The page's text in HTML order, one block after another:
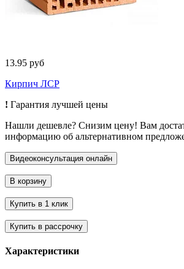
13.95 руб
Кирпич ЛСР
! Гарантия лучшей цены
Нашли дешевле? Снизим цену! Вам
информацию об альтернативном
Характеристики